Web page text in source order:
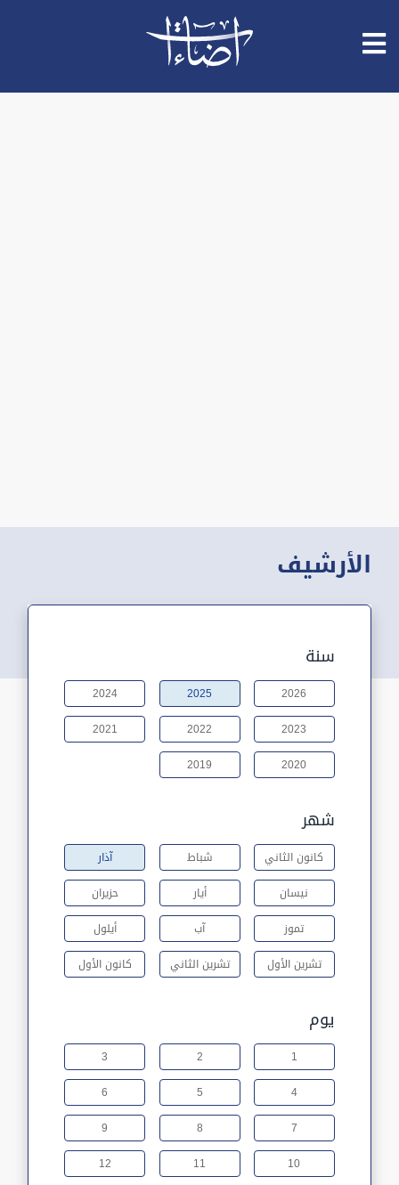
الأرشيف
سنة
2026
2025
2024
2023
2022
2021
2020
2019
شهر
كانون الثاني شباط
آذار
نيسان
أيار
حزيران
تموز
آب
أيلول
تشرين الأول
تشرين الثاني كانون الأول
يوم
1
2
3
4
5
6
7
8
9
10
11
12